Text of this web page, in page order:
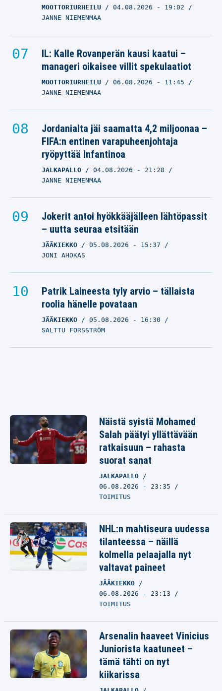
MOOTTORIURHEILU 04.08.2026 - 19:02
JANNE NIEMENMAA
IL: Kalle Rovanperän kausi kaatui –
manageri oikaisee villit spekulaatiot
MOOTTORIURHEILU 06.08.2026 - 11:45
JANNE NIEMENMAA
Jordanialta jäi saamatta 4,2 miljoonaa –
FIFA:n entinen varapuheenjohtaja
ryöpyttää Infantinoa
JALKAPALLO 04.08.2026 - 21:28
JANNE NIEMENMAA
Jokerit antoi hyökkääjälleen lähtöpassit
– uutta seuraa etsitään
JÄÄKIEKKO 05.08.2026 - 15:37
JONI AHOKAS
Patrik Laineesta tyly arvio – tällaista
roolia hänelle povataan
JÄÄKIEKKO 05.08.2026 - 16:30
SALTTU FORSSTRÖM
Näistä syistä Mohamed
Salah päätyi yllättävään
ratkaisuun – rahasta
suorat sanat
JALKAPALLO
06.08.2026 - 23:35
TOIMITUS
NHL:n mahtiseura uudessa
tilanteessa – näillä
kolmella pelaajalla nyt
valtavat paineet
JÄÄKIEKKO
06.08.2026 - 23:13
TOIMITUS
Arsenalin haaveet Vinicius
Juniorista kaatuneet –
tämä tähti on nyt
kiikarissa